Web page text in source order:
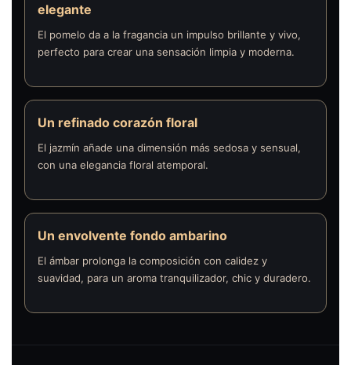
elegante
El pomelo da a la fragancia un impulso brillante y vivo,
perfecto para crear una sensación limpia y moderna.
Un refinado corazón floral
El jazmín añade una dimensión más sedosa y sensual,
con una elegancia floral atemporal.
Un envolvente fondo ambarino
El ámbar prolonga la composición con calidez y
suavidad, para un aroma tranquilizador, chic y duradero.